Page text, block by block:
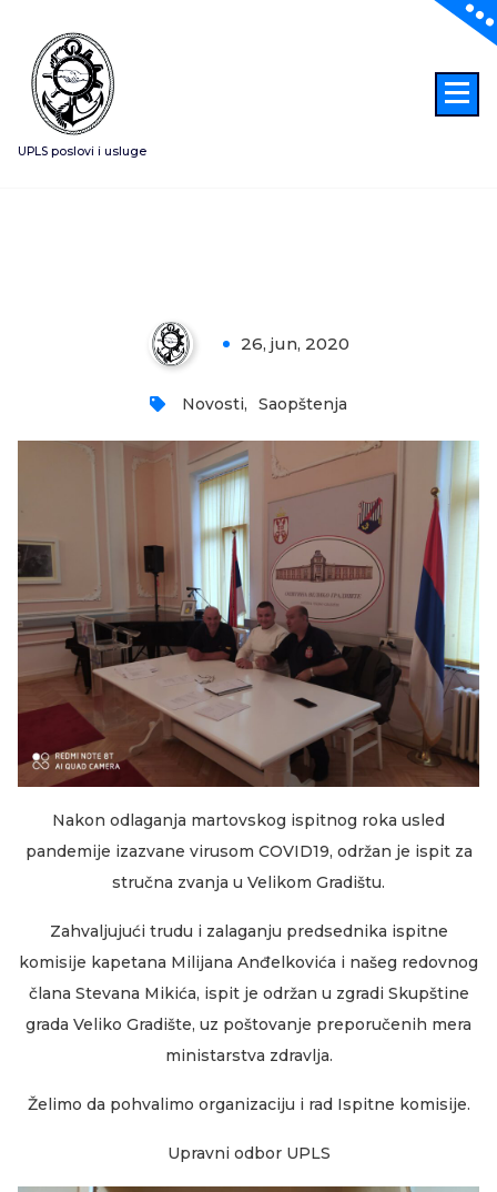
sadržaj
UPLS poslovi i usluge
26, jun, 2020
Novosti, Saopštenja
Nakon odlaganja martovskog ispitnog roka usled
pandemije izazvane virusom COVID19, održan je ispit za
stručna zvanja u Velikom Gradištu.
Zahvaljujući trudu i zalaganju predsednika ispitne
komisije kapetana Milijana Anđelkovića i našeg redovnog
člana Stevana Mikića, ispit je održan u zgradi Skupštine
grada Veliko Gradište, uz poštovanje preporučenih mera
ministarstva zdravlja.
Želimo da pohvalimo organizaciju i rad Ispitne komisije.
Upravni odbor UPLS